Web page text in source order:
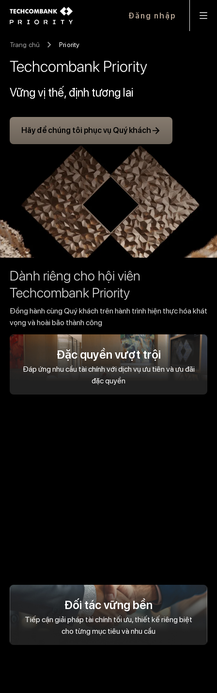
Đăng nhập
Trang chủ Priority
Techcombank Priority
Vững vị thế, định tương lai
Hãy để chúng tôi phục vụ Quý khách arrow_forward
Dành riêng cho hội viên
Techcombank Priority
Đồng hành cùng Quý khách trên hành trình hiện thực hóa khát
vọng và hoài bão thành công
Đặc quyền vượt trội
Đáp ứng nhu cầu tài chính với dịch vụ ưu tiên và ưu đãi
đặc quyền
Đối tác vững bền
Tiếp cận giải pháp tài chính tối ưu, thiết kế riêng biệt
cho từng mục tiêu và nhu cầu